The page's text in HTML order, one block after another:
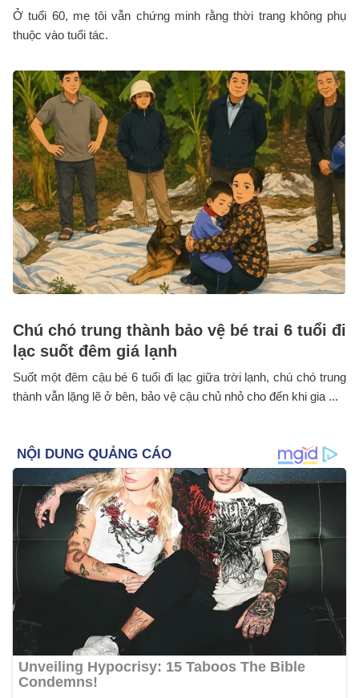
Ở tuổi 60, mẹ tôi vẫn chứng minh rằng thời trang không phụ
thuộc vào tuổi tác.
Chú chó trung thành bảo vệ bé trai 6 tuổi đi
lạc suốt đêm giá lạnh
Suốt một đêm cậu bé 6 tuổi đi lạc giữa trời lạnh, chú chó trung
thành vẫn lặng lẽ ở bên, bảo vệ cậu chủ nhỏ cho đến khi gia ...